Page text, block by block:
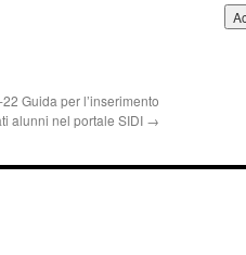
Guida per l’inserimento
alunni nel portale SIDI →